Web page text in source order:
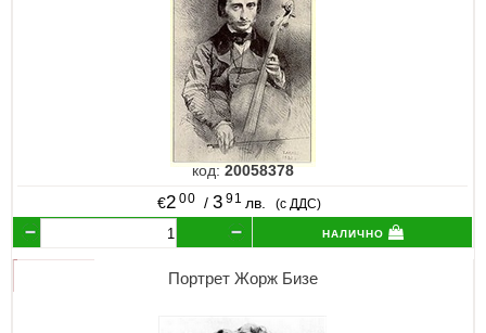
код: 20058378
€2 00 / 3 91 лв. (с ДДС)
налично
Портрет Жорж Бизе